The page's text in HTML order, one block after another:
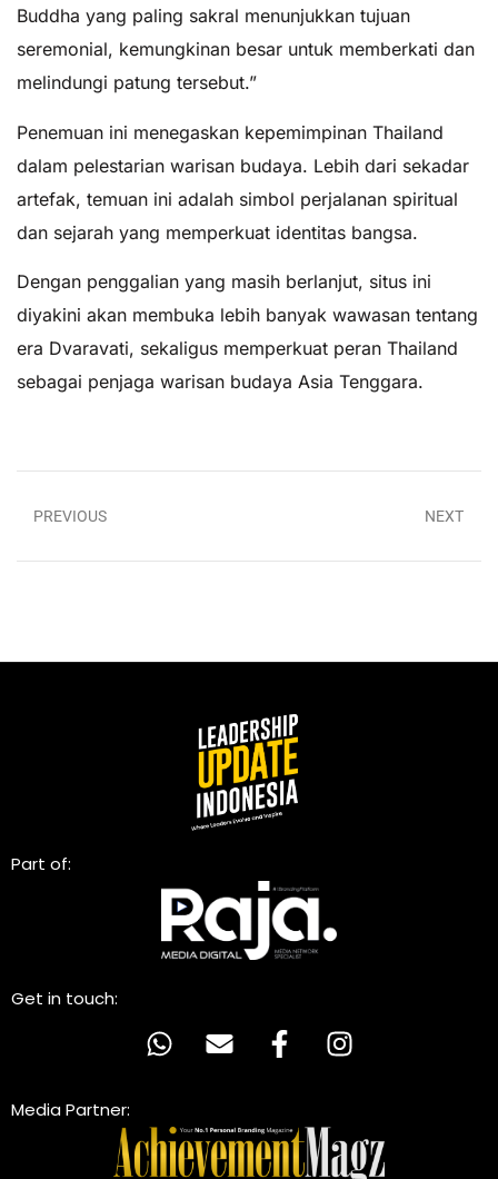
Buddha yang paling sakral menunjukkan tujuan
seremonial, kemungkinan besar untuk memberkati dan
melindungi patung tersebut.”
Penemuan ini menegaskan kepemimpinan Thailand
dalam pelestarian warisan budaya. Lebih dari sekadar
artefak, temuan ini adalah simbol perjalanan spiritual
dan sejarah yang memperkuat identitas bangsa.
Dengan penggalian yang masih berlanjut, situs ini
diyakini akan membuka lebih banyak wawasan tentang
era Dvaravati, sekaligus memperkuat peran Thailand
sebagai penjaga warisan budaya Asia Tenggara.
PREVIOUS NEXT
Part of:
Get in touch:
Media Partner: